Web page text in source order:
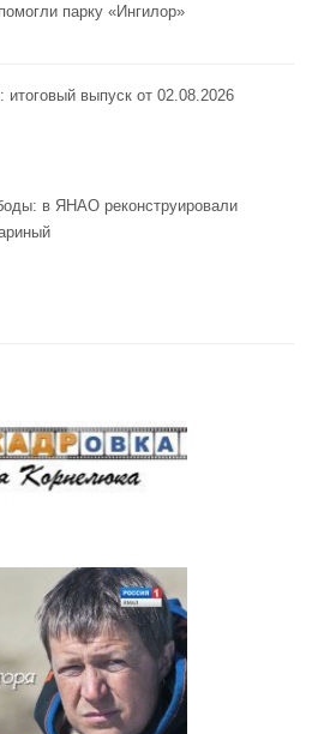
парку «Ингилор»
выпуск от 02.08.2026
в ЯНАО реконструировали